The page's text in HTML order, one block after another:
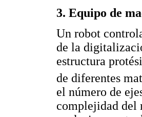
3. Equipo de
Un robot
de la
estructura
de diferentes
el número de
complejidad del